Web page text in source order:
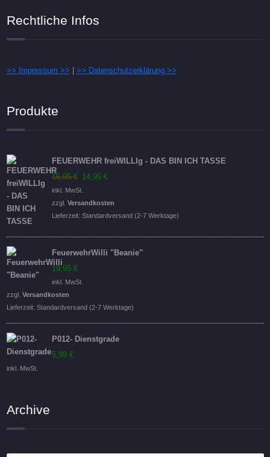
Rechtliche Infos
>> Impressum >> >> Datenschutzerklärung >>
Produkte
FEUERWEHR freiWILLIg - DAS BIN ICH TASSE
16,95€ Ursprünglicher
Preis
war:
16,95 €
14,95 €
ist:
14,95 €.
inkl. MwSt.
zzgl. Versandkosten
Lieferzeit: Standardversand (2-7 Werktage)
FeuerwehrWilli "Beanie"
19,95 €
inkl. MwSt.
zzgl. Versandkosten
Lieferzeit: Standardversand (2-7 Werktage)
P012- Dienstgrade
5,99 €
inkl. MwSt.
Archive